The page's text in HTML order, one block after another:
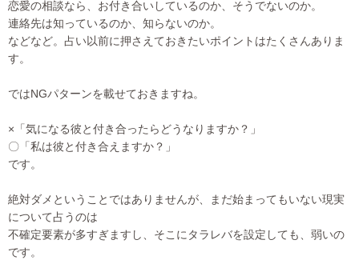
恋愛の相談なら、お付き合いしているのか、そうでないのか。
連絡先は知っているのか、知らないのか。
などなど。占い以前に押さえておきたいポイントはたくさんありま
す。
ではNGパターンを載せておきますね。
×「気になる彼と付き合ったらどうなりますか？」
〇「私は彼と付き合えますか？」
です。
絶対ダメということではありませんが、まだ始まってもいない現実
について占うのは
不確定要素が多すぎますし、そこにタラレバを設定しても、弱いの
です。